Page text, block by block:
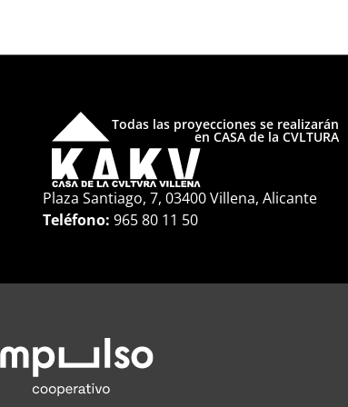
Todas las proyecciones se realizarán
en CASA de la CVLTURA
Plaza Santiago, 7, 03400 Villena, Alicante
Teléfono: 965 80 11 50